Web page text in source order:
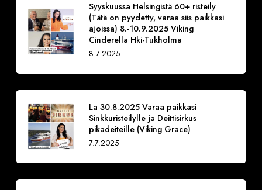
Syyskuussa Helsingistä 60+ risteily
(Tätä on pyydetty, varaa siis paikkasi
ajoissa) 8.-10.9.2025 Viking
Cinderella Hki-Tukholma
8.7.2025
La 30.8.2025 Varaa paikkasi
Sinkkuristeilylle ja Deittisirkus
pikadeiteille (Viking Grace)
7.7.2025